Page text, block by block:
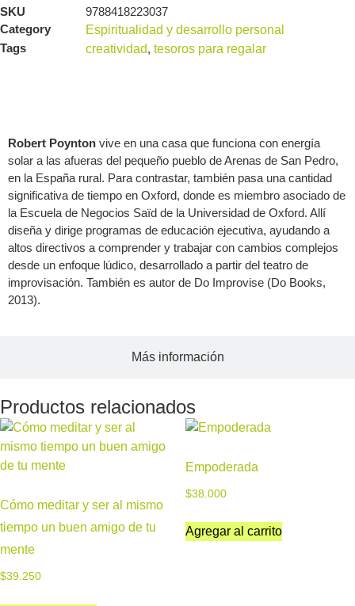
SKU
9788418223037
Category
Espiritualidad y desarrollo personal
Tags
creatividad, tesoros para regalar
Más información
Robert Poynton vive en una casa que funciona con energía
solar a las afueras del pequeño pueblo de Arenas de San Pedro,
en la España rural. Para contrastar, también pasa una cantidad
significativa de tiempo en Oxford, donde es miembro asociado de
la Escuela de Negocios Saïd de la Universidad de Oxford. Allí
diseña y dirige programas de educación ejecutiva, ayudando a
altos directivos a comprender y trabajar con cambios complejos
desde un enfoque lúdico, desarrollado a partir del teatro de
improvisación. También es autor de Do Improvise (Do Books,
2013).
Productos relacionados
Cómo meditar y ser al mismo
tiempo un buen amigo de tu
mente
$39.250
Empoderada
$38.000
Agregar al carrito